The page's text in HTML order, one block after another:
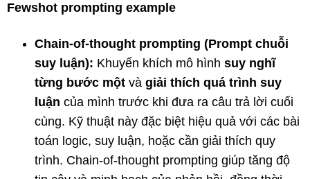
Fewshot prompting example
Chain-of-thought prompting (Prompt chuỗi
suy luận): Khuyến khích mô hình suy nghĩ
từng bước một và giải thích quá trình suy
luận của mình trước khi đưa ra câu trả lời cuối
cùng. Kỹ thuật này đặc biệt hiệu quả với các bài
toán logic, suy luận, hoặc cần giải thích quy
trình. Chain-of-thought prompting giúp tăng độ